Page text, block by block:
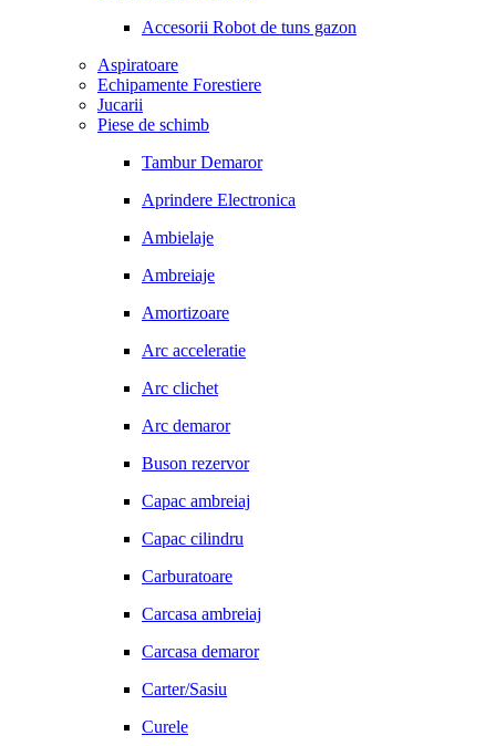
Accesorii Robot de tuns gazon
Aspiratoare
Echipamente Forestiere
Jucarii
Piese de schimb
Tambur Demaror
Aprindere Electronica
Ambielaje
Ambreiaje
Amortizoare
Arc acceleratie
Arc clichet
Arc demaror
Buson rezervor
Capac ambreiaj
Capac cilindru
Carburatoare
Carcasa ambreiaj
Carcasa demaror
Carter/Sasiu
Curele